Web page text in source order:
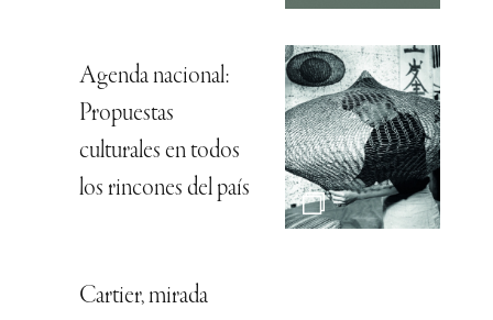
Agenda nacional:
Propuestas
culturales en todos
los rincones del país
Cartier, mirada